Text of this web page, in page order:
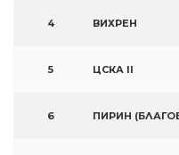
4 ВИХРЕН
5 ЦСКА II
6 ПИРИН